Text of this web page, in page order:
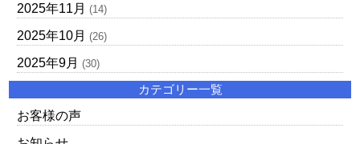
2025年11月 (14)
2025年10月 (26)
2025年9月 (30)
カテゴリー一覧
お客様の声